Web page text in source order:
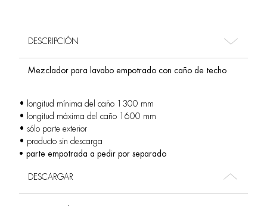
DESCRIPCIÓN
Mezclador para lavabo empotrado con caño de techo
• longitud mínima del caño 1300 mm
• longitud máxima del caño 1600 mm
• sólo parte exterior
• producto sin descarga
• parte empotrada a pedir por separado
DESCARGAR